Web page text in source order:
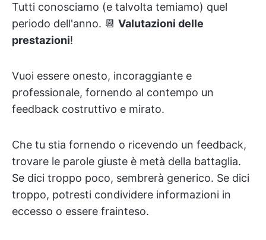
Tutti conosciamo (e talvolta temiamo) quel
periodo dell'anno. 📆 Valutazioni delle
prestazioni!
Vuoi essere onesto, incoraggiante e
professionale, fornendo al contempo un
feedback costruttivo e mirato.
Che tu stia fornendo o ricevendo un feedback,
trovare le parole giuste è metà della battaglia.
Se dici troppo poco, sembrerà generico. Se dici
troppo, potresti condividere informazioni in
eccesso o essere frainteso.